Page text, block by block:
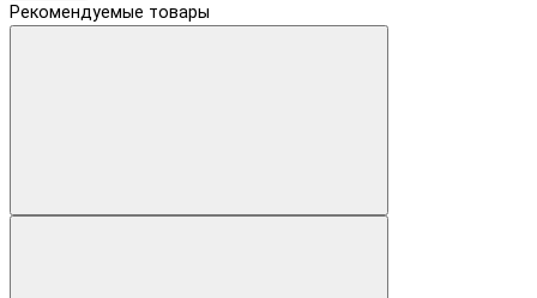
Рекомендуемые товары